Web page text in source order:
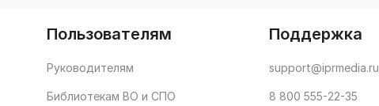
Пользователям
Руководителям
Библиотекам ВО и СПО
Поддержка
support@iprmedia.ru
8 800 555-22-35